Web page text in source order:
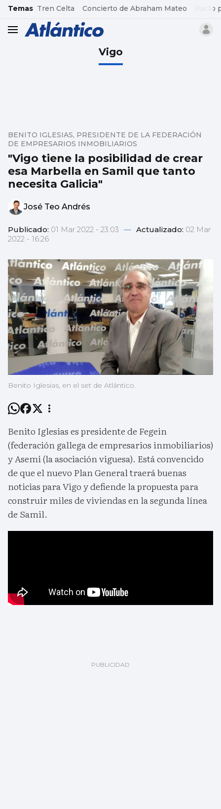
common.go-to-content
Temas Tren Celta Concierto de Abraham Mateo Pacto
header.menu.open
Vigo
"Vigo tiene la posibilidad de crear
esa Marbella en Samil que tanto
necesita Galicia"
BENITO IGLESIAS, PRESIDENTE DE LA FEDERACIÓN
DE EMPRESARIOS INMOBILIARIOS
José Teo Andrés
Publicado: 01 Mar 2022 - 23:03 — Actualizado: 02 Mar
2022 - 16:26
Benito Iglesias, en el set de Atlántico.
Benito Iglesias es presidente de Fegein
(federación gallega de empresarios inmobiliarios)
y Asemi (la asociación viguesa). Está convencido
de que el nuevo Plan General traerá buenas
noticias para Vigo y defiende la propuesta para
construir miles de viviendas en la segunda línea
de Samil.